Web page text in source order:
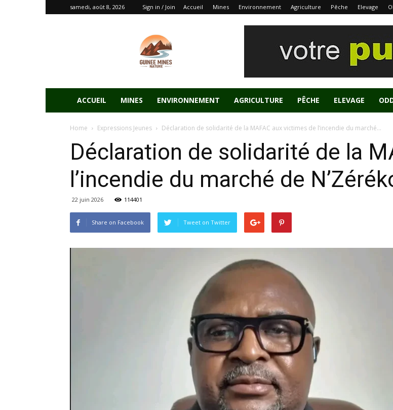
samedi, août 8, 2026 Sign in / Join Accueil Mines Environnement Agriculture Pêche Elevage
ACCUEIL MINES ENVIRONNEMENT AGRICULTURE PÊCHE ELEVAGE
Home Expressions Jeunes Déclaration de solidarité de la MAFAC aux victimes de l’incendie du marché...
Déclaration de solidarité de la
l’incendie du marché de
22 juin 2026 114401
Share on Facebook Tweet on Twitter